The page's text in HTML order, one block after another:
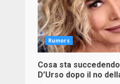
Rumors
Cosa sta
D’Urso dopo il no